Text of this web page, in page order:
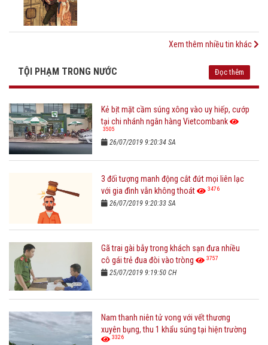
Xem thêm nhiều tin khác
TỘI PHẠM TRONG NƯỚC Đọc thêm
Kẻ bịt mặt cầm súng xông vào uy hiếp, cướp
tại chi nhánh ngân hàng Vietcombank
3505
26/07/2019 9:20:34 SA
3 đối tượng manh động cắt đứt mọi liên lạc
với gia đình vẫn không thoát
3476
26/07/2019 9:20:33 SA
Gã trai gài bẫy trong khách sạn đưa nhiều
cô gái trẻ đua đòi vào tròng
3757
25/07/2019 9:19:50 CH
Nam thanh niên tử vong với vết thương
xuyên bụng, thu 1 khẩu súng tại hiện trường
3326